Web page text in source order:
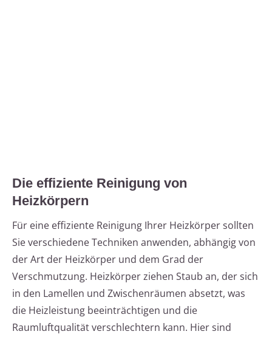
Die effiziente Reinigung von
Heizkörpern
Für eine effiziente Reinigung Ihrer Heizkörper sollten
Sie verschiedene Techniken anwenden, abhängig von
der Art der Heizkörper und dem Grad der
Verschmutzung. Heizkörper ziehen Staub an, der sich
in den Lamellen und Zwischenräumen absetzt, was
die Heizleistung beeinträchtigen und die
Raumluftqualität verschlechtern kann. Hier sind